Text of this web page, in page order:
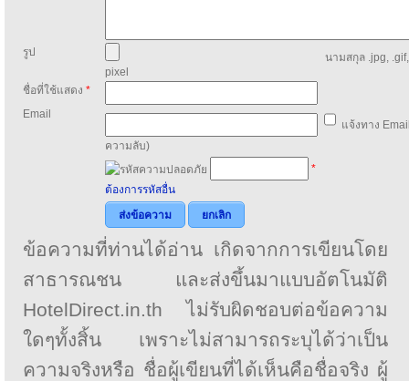
รูป
นามสกุล .jpg,
pixel
ชื่อที่ใช้แสดง *
Email
แจ้งทาง
ความลับ)
*
ต้องการรหัสอื่น
ส่งข้อความ
ยกเลิก
ข้อความที่ท่านได้อ่าน เกิดจากการเขียนโดย
สาธารณชน และส่งขึ้นมาแบบอัตโนมัติ
HotelDirect.in.th ไม่รับผิดชอบต่อข้อความ
ใดๆทั้งสิ้น เพราะไม่สามารถระบุได้ว่าเป็น
ความจริงหรือ ชื่อผู้เขียนที่ได้เห็นคือชื่อจริง ผู้